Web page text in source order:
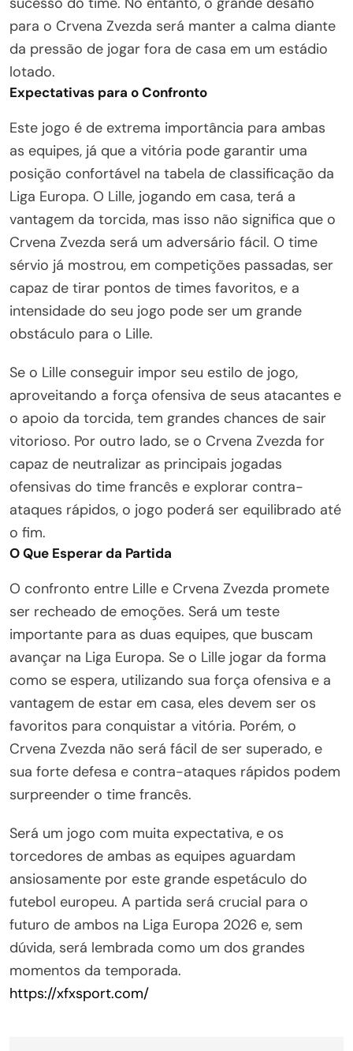
para o Crvena Zvezda será manter a calma diante
da pressão de jogar fora de casa em um estádio
lotado.
Expectativas para o Confronto
Este jogo é de extrema importância para ambas
as equipes, já que a vitória pode garantir uma
posição confortável na tabela de classificação da
Liga Europa. O Lille, jogando em casa, terá a
vantagem da torcida, mas isso não significa que o
Crvena Zvezda será um adversário fácil. O time
sérvio já mostrou, em competições passadas, ser
capaz de tirar pontos de times favoritos, e a
intensidade do seu jogo pode ser um grande
obstáculo para o Lille.
Se o Lille conseguir impor seu estilo de jogo,
aproveitando a força ofensiva de seus atacantes e
o apoio da torcida, tem grandes chances de sair
vitorioso. Por outro lado, se o Crvena Zvezda for
capaz de neutralizar as principais jogadas
ofensivas do time francês e explorar contra-
ataques rápidos, o jogo poderá ser equilibrado até
o fim.
O Que Esperar da Partida
O confronto entre Lille e Crvena Zvezda promete
ser recheado de emoções. Será um teste
importante para as duas equipes, que buscam
avançar na Liga Europa. Se o Lille jogar da forma
como se espera, utilizando sua força ofensiva e a
vantagem de estar em casa, eles devem ser os
favoritos para conquistar a vitória. Porém, o
Crvena Zvezda não será fácil de ser superado, e
sua forte defesa e contra-ataques rápidos podem
surpreender o time francês.
Será um jogo com muita expectativa, e os
torcedores de ambas as equipes aguardam
ansiosamente por este grande espetáculo do
futebol europeu. A partida será crucial para o
futuro de ambos na Liga Europa 2026 e, sem
dúvida, será lembrada como um dos grandes
momentos da temporada.
https://xfxsport.com/